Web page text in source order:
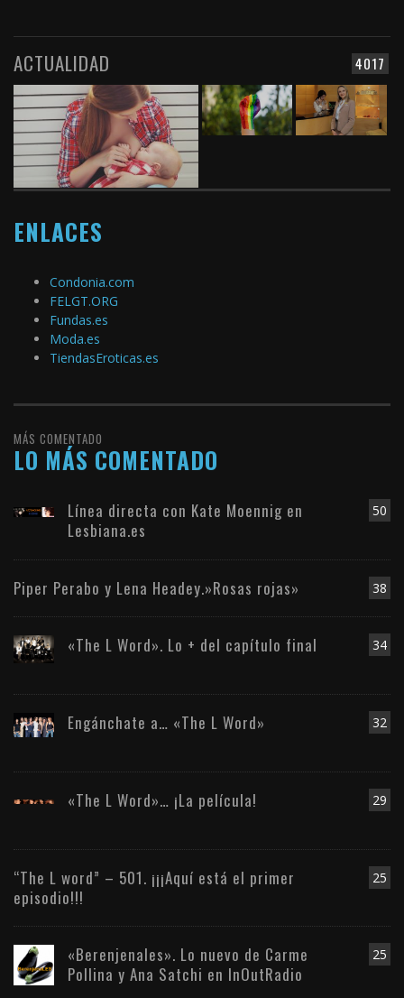
4017
ACTUALIDAD
ENLACES
Condonia.com
FELGT.ORG
Fundas.es
Moda.es
TiendasEroticas.es
MÁS COMENTADO
LO MÁS COMENTADO
50
Línea directa con Kate Moennig en
Lesbiana.es
38
Piper Perabo y Lena Headey.»Rosas rojas»
34
«The L Word». Lo + del capítulo final
32
Engánchate a… «The L Word»
29
«The L Word»… ¡La película!
25
“The L word” – 501. ¡¡¡Aquí está el primer
episodio!!!
25
«Berenjenales». Lo nuevo de Carme
Pollina y Ana Satchi en InOutRadio